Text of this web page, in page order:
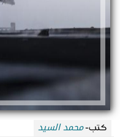
كتب-محمد السيد